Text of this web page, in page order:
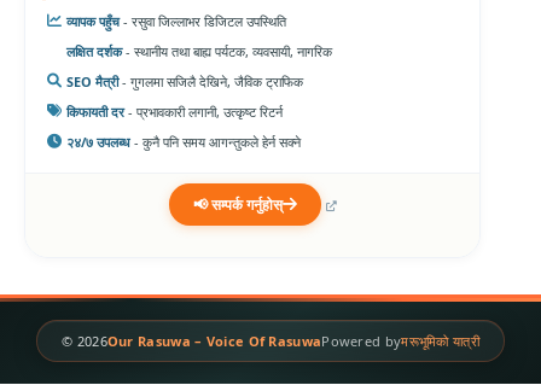
व्यापक पहुँच- रसुवा जिल्लाभर डिजिटल उपस्थिति
लक्षित दर्शक- स्थानीय तथा बाह्य पर्यटक, व्यवसायी, नागरिक
SEO मैत्री- गुगलमा सजिलै देखिने, जैविक ट्राफिक
किफायती दर- प्रभावकारी लगानी, उत्कृष्ट रिटर्न
२४/७ उपलब्ध - कुनै पनि समय आगन्तुकले हेर्न सक्ने
📢 सम्पर्क गर्नुहोस्
© 2026Our Rasuwa – Voice Of RasuwaPowered byमरूभूमिको यात्री